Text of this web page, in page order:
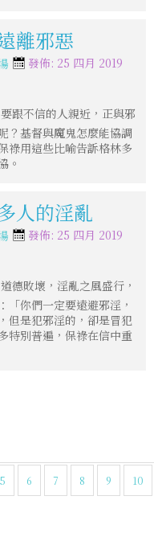
離邪惡
發佈: 25 四月 2019
跟不信的人親近，正與邪
？基督與魔鬼怎麼能協調
祿用這些比喻告訴格林多
。
人的淫亂
發佈: 25 四月 2019
德敗壞，淫亂之風盛行，
「你們一定要遠避邪淫，
但是犯邪淫的，卻是冒犯
特別普遍，保祿在信中重
5 6 7 8 9 10